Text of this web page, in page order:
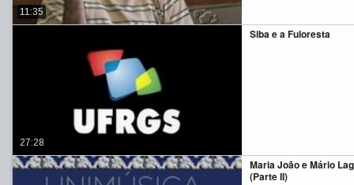
11:35
Siba e a Fuloresta
27:28
Maria João e Mário
(Parte II)